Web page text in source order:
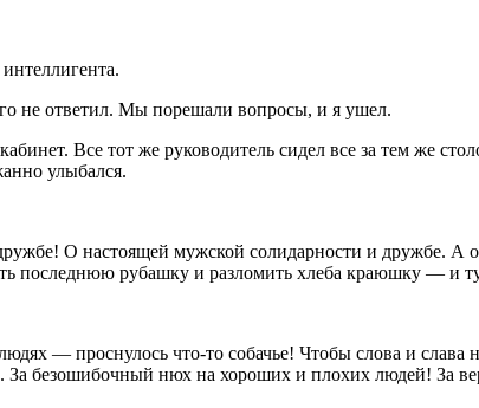
не ответил. Мы порешали вопросы, и я ушел.
Все тот же руководитель сидел все за тем же
улыбался.
О настоящей мужской солидарности и дружбе. А
последнюю рубашку и разломить хлеба краюшку — и
— проснулось что-то собачье! Чтобы слова и
За безошибочный нюх на хороших и плохих людей! За